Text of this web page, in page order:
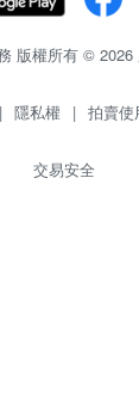
版權所有 © 2026
| 隱私權 | 拍賣使
交易安全